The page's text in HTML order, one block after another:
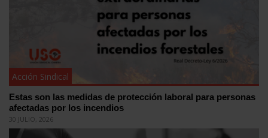
Acción Sindical
Estas son las medidas de protección laboral para personas
afectadas por los incendios
30 JULIO, 2026